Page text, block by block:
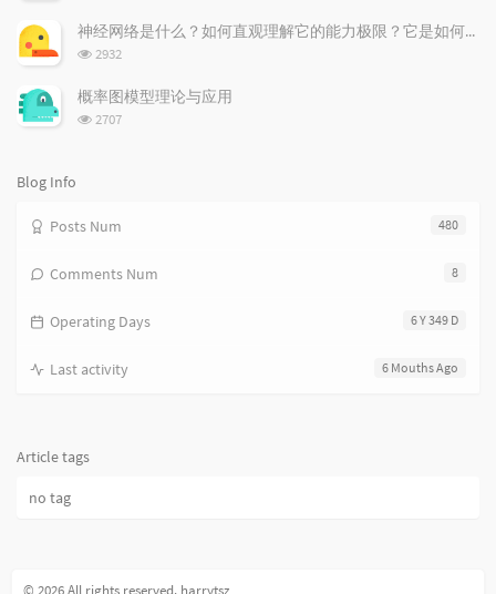
c
l
s
n
l
次
数:
神经网络是什么？如何直观理解它的能力极限？它是如何无限逼近真理？
浏
次
数:
2932
概率图模型理论与应用
浏
2707
Blog Info
480
Posts Num
8
Comments Num
6 Y 349 D
Operating Days
6 Mouths Ago
Last activity
Article tags
no tag